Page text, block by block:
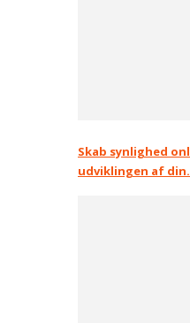
Skab synlighed
udviklingen af